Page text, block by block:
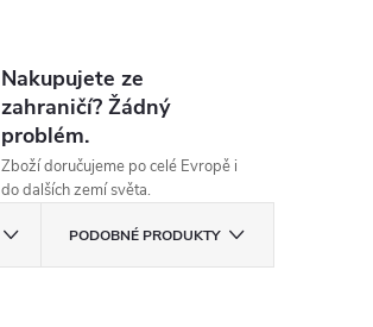
Nakupujete ze
zahraničí? Žádný
problém.
Zboží doručujeme po celé Evropě i
do dalších zemí světa.
PODOBNÉ PRODUKTY